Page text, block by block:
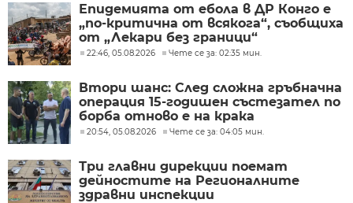
Епидемията от ебола в ДР Конго е
„по-критична от всякога“, съобщиха
от „Лекари без граници“
22:46, 05.08.2026 Чете се за: 02:35 мин.
Втори шанс: След сложна гръбначна
операция 15-годишен състезател по
борба отново е на крака
20:54, 05.08.2026 Чете се за: 04:05 мин.
Три главни дирекции поемат
дейностите на Регионалните
здравни инспекции